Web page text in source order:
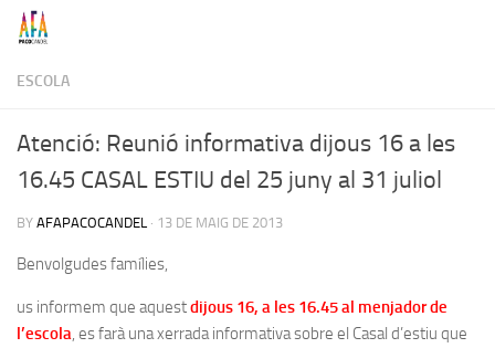
Skip to content
ESCOLA
Atenció: Reunió informativa dijous 16 a les
16.45 CASAL ESTIU del 25 juny al 31 juliol
BY AFAPACOCANDEL · 13 DE MAIG DE 2013
Benvolgudes famílies,
us informem que aquestdijous 16, a les 16.45 al menjador de
l’escola, es farà una xerrada informativa sobre el Casal d’estiu que